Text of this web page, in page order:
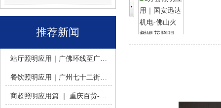
推荐新闻
站厅照明应用｜广佛环线至广州南站 -佛山火树银花照明
餐饮照明应用｜广州七十二街道餐饮连锁-佛山火树银花照明
商超照明应用篇 ｜ 重庆百货-佛山火树银花照明合作历程